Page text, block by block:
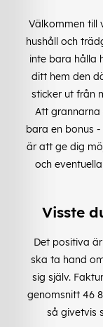
Välkommen till
hushåll och
inte bara hålla
ditt hem den
sticker ut från
Att grannarna
bara en bonus
är att ge dig
och
Visste
Det positiva
ska ta hand
sig själv.
genomsnitt 46
så givetvis